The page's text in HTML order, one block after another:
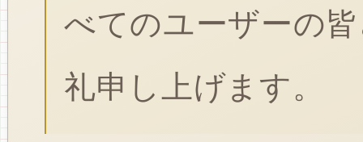
べてのユーザーの
礼申し上げます。